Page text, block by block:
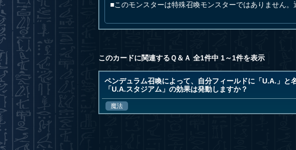
■このモンスターは特殊召喚モンスターではありません
このカードに関連するＱ＆Ａ 全1件中 1～1件を表示
ペンデュラム召喚によって、自分フィールドに「U.A.」と
「U.A.スタジアム」の効果は発動しますか？
魔法